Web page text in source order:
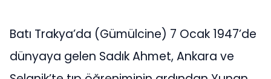
Batı Trakya’da (Gümülcine) 7 Ocak 1947’de
dünyaya gelen Sadık Ahmet, Ankara ve